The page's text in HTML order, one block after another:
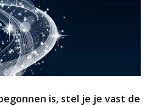
is, stel je je vast de